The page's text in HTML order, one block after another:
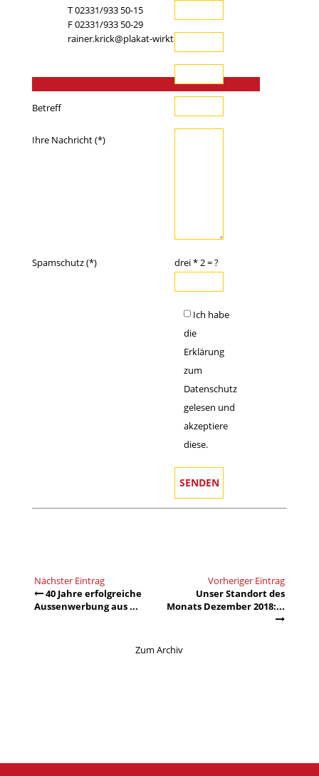
T 02331/933 50-15
F 02331/933 50-29
rainer.krick@plakat-wirkt.de
Ihr Name (*)
Ihre E-Mail-Adresse (*)
Telefon
Betreff
Ihre Nachricht (*)
Spamschutz (*) drei * 2 = ?
Ich habe
die
Erklärung
zum
Datenschutz
gelesen und
akzeptiere
diese.
Nächster Eintrag
40 Jahre erfolgreiche
Aussenwerbung aus ...
Vorheriger Eintrag
Unser Standort des
Monats Dezember 2018:...
Zum Archiv